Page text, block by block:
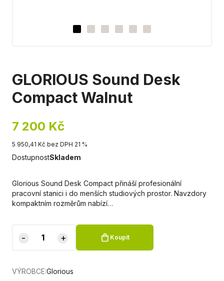
GLORIOUS Sound Desk
Compact Walnut
7 200 Kč
5 950,41 Kč bez DPH 21 %
DostupnostSkladem
Glorious Sound Desk Compact přináší profesionální
pracovní stanici i do menších studiových prostor. Navzdory
kompaktním rozměrům nabízí…
- + Koupit
VÝROBCE:Glorious